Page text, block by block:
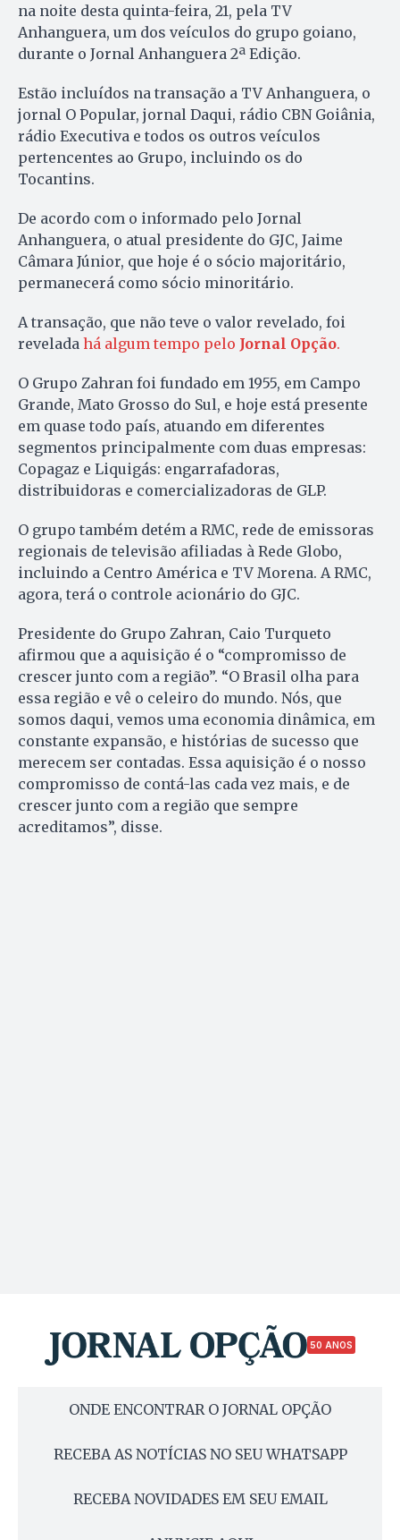
na noite desta quinta-feira, 21, pela TV
Anhanguera, um dos veículos do grupo goiano,
durante o Jornal Anhanguera 2ª Edição.
Estão incluídos na transação a TV Anhanguera, o
jornal O Popular, jornal Daqui, rádio CBN Goiânia,
rádio Executiva e todos os outros veículos
pertencentes ao Grupo, incluindo os do
Tocantins.
De acordo com o informado pelo Jornal
Anhanguera, o atual presidente do GJC, Jaime
Câmara Júnior, que hoje é o sócio majoritário,
permanecerá como sócio minoritário.
A transação, que não teve o valor revelado, foi
revelada há algum tempo pelo Jornal Opção.
O Grupo Zahran foi fundado em 1955, em Campo
Grande, Mato Grosso do Sul, e hoje está presente
em quase todo país, atuando em diferentes
segmentos principalmente com duas empresas:
Copagaz e Liquigás: engarrafadoras,
distribuidoras e comercializadoras de GLP.
O grupo também detém a RMC, rede de emissoras
regionais de televisão afiliadas à Rede Globo,
incluindo a Centro América e TV Morena. A RMC,
agora, terá o controle acionário do GJC.
Presidente do Grupo Zahran, Caio Turqueto
afirmou que a aquisição é o “compromisso de
crescer junto com a região”. “O Brasil olha para
essa região e vê o celeiro do mundo. Nós, que
somos daqui, vemos uma economia dinâmica, em
constante expansão, e histórias de sucesso que
merecem ser contadas. Essa aquisição é o nosso
compromisso de contá-las cada vez mais, e de
crescer junto com a região que sempre
acreditamos”, disse.
50 ANOS
ONDE ENCONTRAR O JORNAL OPÇÃO
RECEBA AS NOTÍCIAS NO SEU WHATSAPP
RECEBA NOVIDADES EM SEU EMAIL